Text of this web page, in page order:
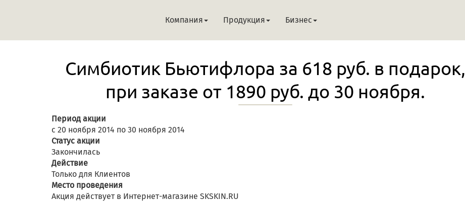
Компания Продукция Бизнес
Симбиотик Бьютифлора за 618 руб. в подарок,
при заказе от 1890 руб. до 30 ноября.
Период акции
с 20 ноября 2014 по 30 ноября 2014
Статус акции
Закончилась
Действие
Только для Клиентов
Место проведения
Акция действует в Интернет-магазине SKSKIN.RU